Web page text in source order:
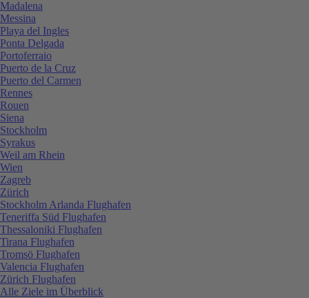
Madalena
Messina
Playa del Ingles
Ponta Delgada
Portoferraio
Puerto de la Cruz
Puerto del Carmen
Rennes
Rouen
Siena
Stockholm
Syrakus
Weil am Rhein
Wien
Zagreb
Zürich
Stockholm Arlanda Flughafen
Teneriffa Süd Flughafen
Thessaloniki Flughafen
Tirana Flughafen
Tromsö Flughafen
Valencia Flughafen
Zürich Flughafen
Alle Ziele im Überblick